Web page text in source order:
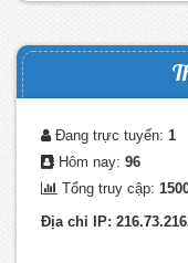
Đang trực tuyến: 1
Hôm nay: 96
Tổng truy cập:
Địa chỉ IP: